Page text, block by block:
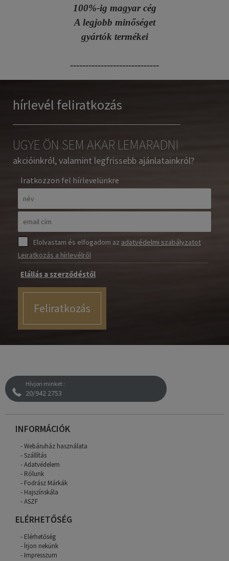
100%-ig magyar cég
A legjobb minőséget
gyártók termékei
-----------------------------
hírlevél feliratkozás
UGYE ÖN SEM AKAR LEMARADNI
akcióinkról, valamint legfrissebb ajánlatainkról?
Iratkozzon fel hírlevelünkre
Elolvastam és elfogadom az adatvédelmi szabályzatot
Leiratkozás a hírlevélről
Elállás a szerződéstől
Feliratkozás
Hívjon minket :
20/942 2753
INFORMÁCIÓK
Webáruház használata
Szállítás
Adatvédelem
Rólunk
Fodrász Márkák
Hajszínskála
ASZF
ELÉRHETŐSÉG
Elérhetőség
Írjon nekünk
Impresszum